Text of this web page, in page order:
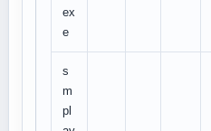
ex
e
s
m
pl